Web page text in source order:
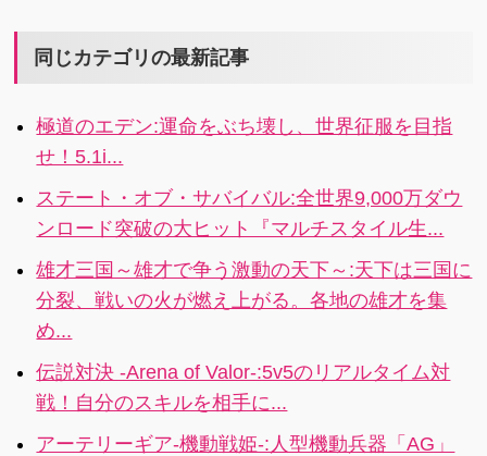
にさぐって、
るというバカ
バカしいけど
はまっちゃう
おもしろアプ
リです。
バトル！！
ながら世界征
まったく新し
い近代戦略ゲ
ーム
同じカテゴリの最新記事
極道のエデン:運命をぶち壊し、世界征服を目指
せ！5.1i...
ステート・オブ・サバイバル:全世界9,000万ダウ
ンロード突破の大ヒット『マルチスタイル生...
雄才三国～雄才で争う激動の天下～:天下は三国に
分裂、戦いの火が燃え上がる。各地の雄才を集
め...
伝説対決 -Arena of Valor-:5v5のリアルタイム対
戦！自分のスキルを相手に...
アーテリーギア-機動戦姫-:人型機動兵器「AG」